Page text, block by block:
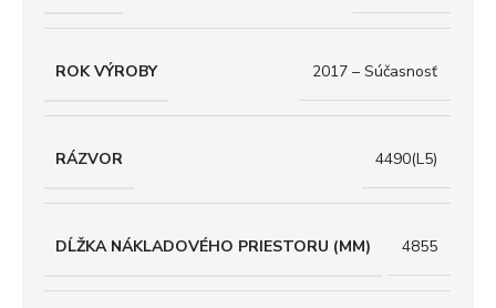
ROK VÝROBY 2017 – Súčasnosť
RÁZVOR 4490(L5)
DĹŽKA NÁKLADOVÉHO PRIESTORU (MM) 4855